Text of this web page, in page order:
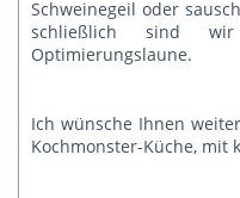
Schweinegeil oder
schließlich sind
Optimierungslaune.
Ich wünsche Ihnen
Kochmonster-Küche, mit